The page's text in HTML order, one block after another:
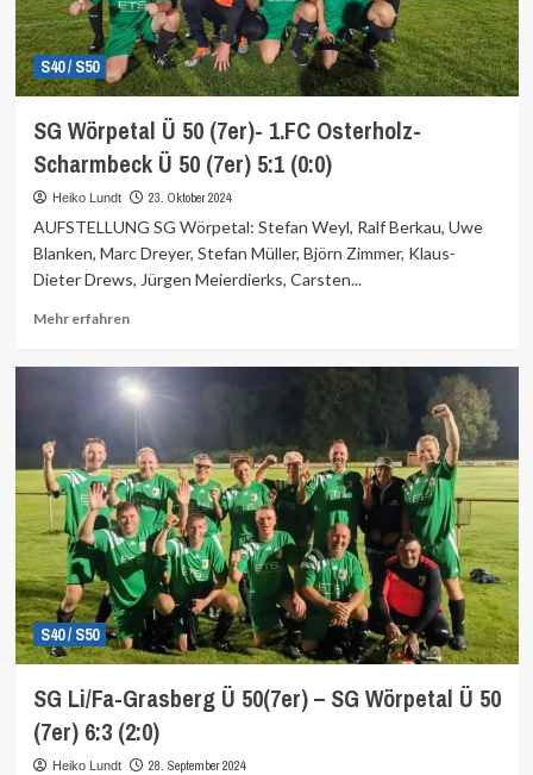
S40 / S50
SG Wörpetal Ü 50 (7er)- 1.FC Osterholz-
Scharmbeck Ü 50 (7er) 5:1 (0:0)
Heiko Lundt 23. Oktober 2024
AUFSTELLUNG SG Wörpetal: Stefan Weyl, Ralf Berkau, Uwe
Blanken, Marc Dreyer, Stefan Müller, Björn Zimmer, Klaus-
Dieter Drews, Jürgen Meierdierks, Carsten...
Mehr erfahrenMehr
S40 / S50
SG Li/Fa-Grasberg Ü 50(7er) – SG Wörpetal Ü 50
(7er) 6:3 (2:0)
Heiko Lundt 28. September 2024